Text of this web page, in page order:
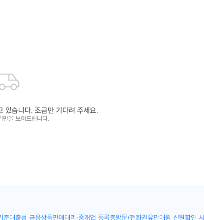
고!
있습니다. 조금만 기다려 주세요.
만을 보여드립니다.
준대출성 금융상품판매대리·중개업 등록증방문/전화권유판매원 신원확인